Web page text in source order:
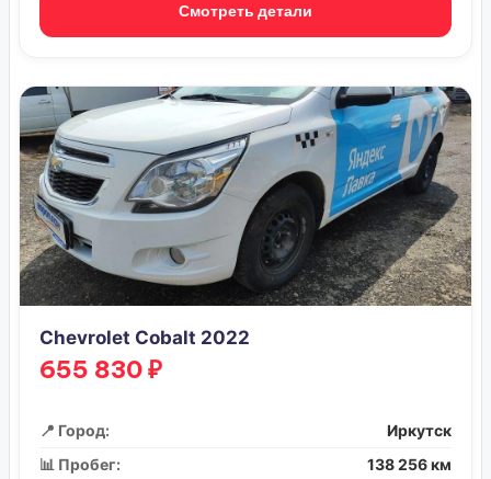
Смотреть детали
Chevrolet Cobalt 2022
655 830 ₽
📍 Город:
Иркутск
📊 Пробег:
138 256 км